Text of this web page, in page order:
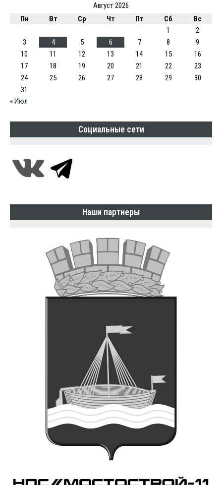
Август 2026
Пн
Вт Ср Чт Пт Сб
Вс
1
2
3
4 5 6 7 8
9
10
11 12 13 14 15
16
17
18 19 20 21 22
23
24
25 26 27 28 29
30
31
« Июл
Социальные сети
Наши партнеры